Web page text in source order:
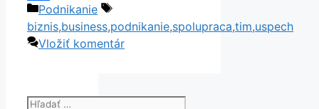
Link
Share
Kategórie
Podnikanie
Značky
biznis,business,podnikanie,spolupraca,tim,uspech
Vložiť komentár
Hľadať: